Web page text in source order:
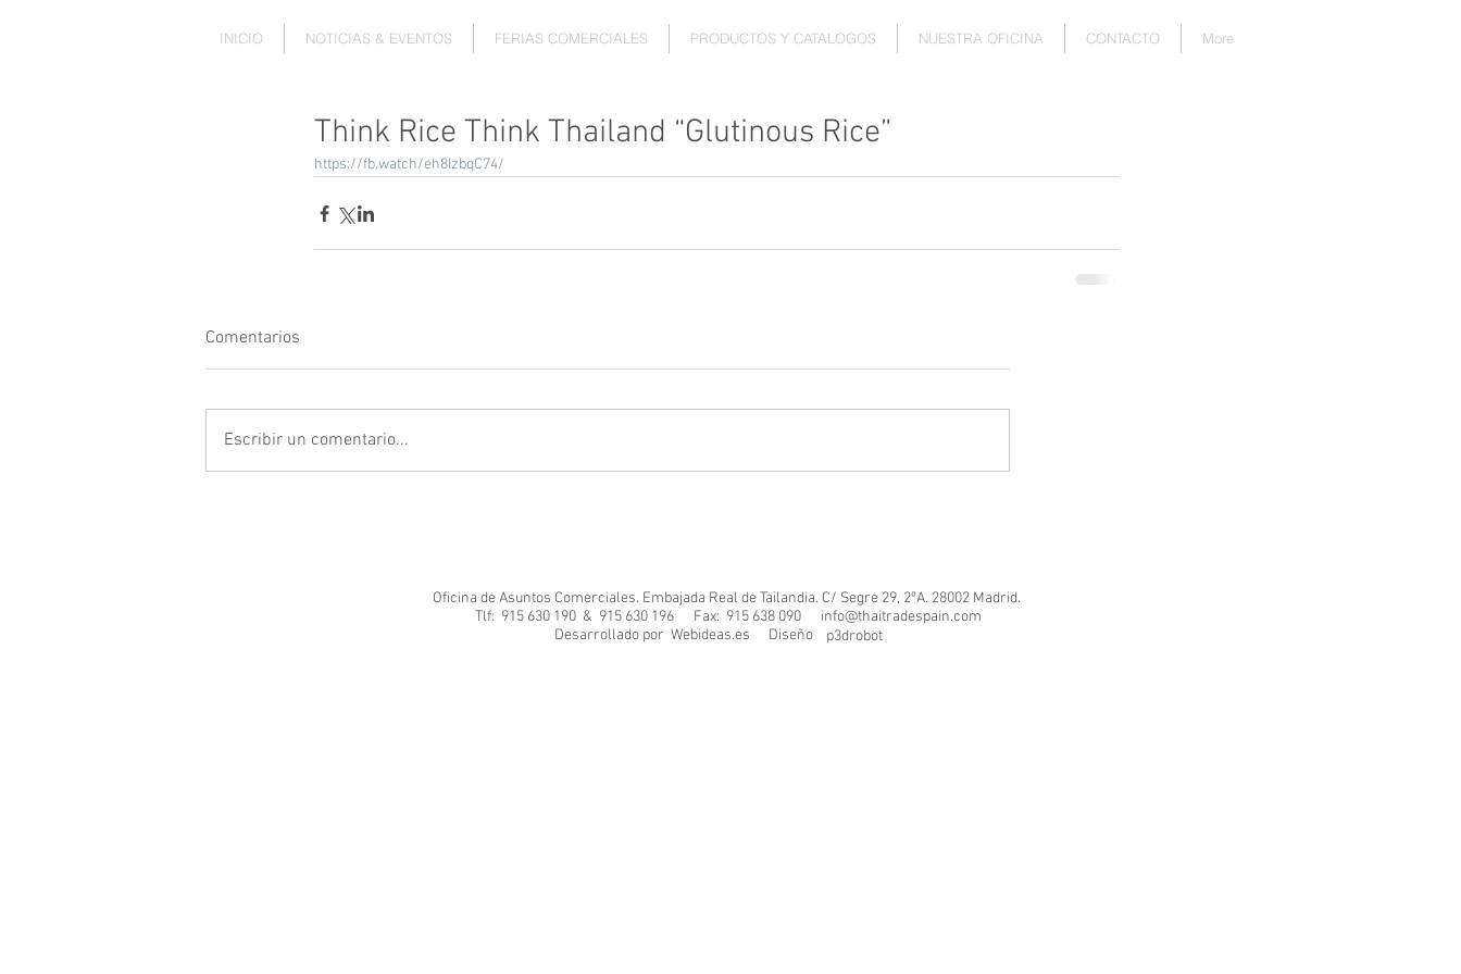
INICIO NOTICIAS & EVENTOS FERIAS COMERCIALES PRODUCTOS Y CATALOGOS NUESTRA OFICINA CONTACTO More
Think Rice Think Thailand “Glutinous Rice”
https://fb.watch/eh8IzbqC74/
Comentarios
Escribir un comentario...
Oficina de Asuntos Comerciales. Embajada Real de Tailandia. C/ Segre 29, 2ºA. 28002 Madrid.
Tlf: 915 630 190 & 915 630 196 Fax: 915 638 090 info@thaitradespain.com
Desarrollado por Diseño
Webideas.es p3drobot